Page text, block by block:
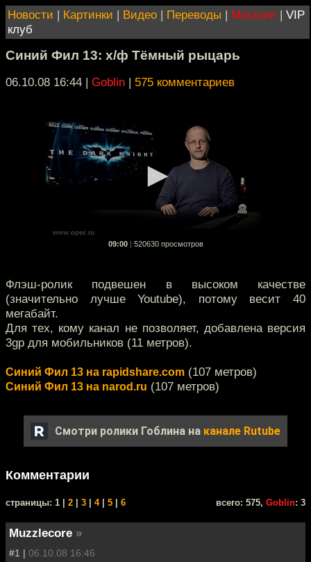
Новости | Картинки | Видео | Переводы | Магазин | VIP
клуб
Синий Фил 13: х/ф Тёмный рыцарь
06.10.08 16:44 | Goblin | 575 комментариев
09:00 520630 просмотров
Флэш-ролик подвешен в высоком качестве
(значительно лучше Youtube), потому весит 40
мегабайт.
Для тех, кому канал не позволяет, добавлена версия
3gp для мобильников (11 метров).
Синий Фил 13 на rapidshare.com (107 метров)
Синий Фил 13 на narod.ru (107 метров)
Смотри ролики Гоблина на канале Rutube
Комментарии
cтраницы: 1 | 2 3 4| 5 6 всего: 575, Goblin: 3
Muzzlecore »
#1 | 06.10.08 16:46